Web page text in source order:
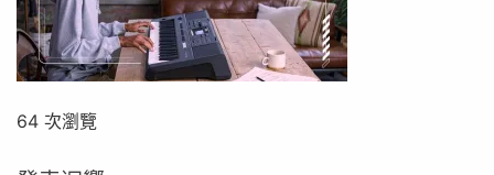
64 次瀏覽